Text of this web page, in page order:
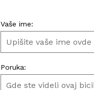
Vaše ime:
Poruka: